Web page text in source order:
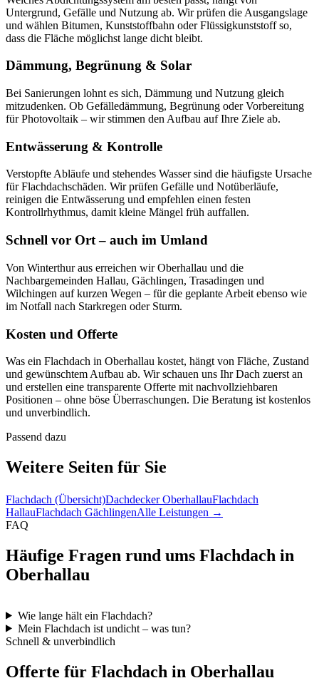
Untergrund, Gefälle und Nutzung ab. Wir prüfen die Ausgangslage
und wählen Bitumen, Kunststoffbahn oder Flüssigkunststoff so,
dass die Fläche möglichst lange dicht bleibt.
Dämmung, Begrünung & Solar
Bei Sanierungen lohnt es sich, Dämmung und Nutzung gleich
mitzudenken. Ob Gefälledämmung, Begrünung oder Vorbereitung
für Photovoltaik – wir stimmen den Aufbau auf Ihre Ziele ab.
Entwässerung & Kontrolle
Verstopfte Abläufe und stehendes Wasser sind die häufigste Ursache
für Flachdachschäden. Wir prüfen Gefälle und Notüberläufe,
reinigen die Entwässerung und empfehlen einen festen
Kontrollrhythmus, damit kleine Mängel früh auffallen.
Schnell vor Ort – auch im Umland
Von Winterthur aus erreichen wir Oberhallau und die
Nachbargemeinden Hallau, Gächlingen, Trasadingen und
Wilchingen auf kurzen Wegen – für die geplante Arbeit ebenso wie
im Notfall nach Starkregen oder Sturm.
Kosten und Offerte
Was ein Flachdach in Oberhallau kostet, hängt von Fläche, Zustand
und gewünschtem Aufbau ab. Wir schauen uns Ihr Dach zuerst an
und erstellen eine transparente Offerte mit nachvollziehbaren
Positionen – ohne böse Überraschungen. Die Beratung ist kostenlos
und unverbindlich.
Passend dazu
Weitere Seiten für Sie
Flachdach (Übersicht)Dachdecker OberhallauFlachdach
HallauFlachdach GächlingenAlle Leistungen →
FAQ
Häufige Fragen rund ums Flachdach in
Oberhallau
Wie lange hält ein Flachdach?
Mein Flachdach ist undicht – was tun?
Schnell & unverbindlich
Offerte für Flachdach in Oberhallau